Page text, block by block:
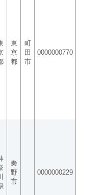
東
京
都
町
田
市
0000000770
秦
野
市
0000000229